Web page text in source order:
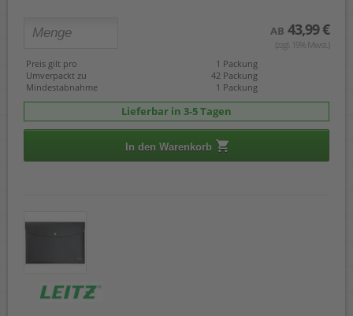
AB 43,99 €
(zzgl. 19% Mwst.)
Preis gilt pro
1 Packung
Umverpackt zu
42 Packung
Mindestabnahme
1 Packung
Lieferbar in 3-5 Tagen
In den Warenkorb